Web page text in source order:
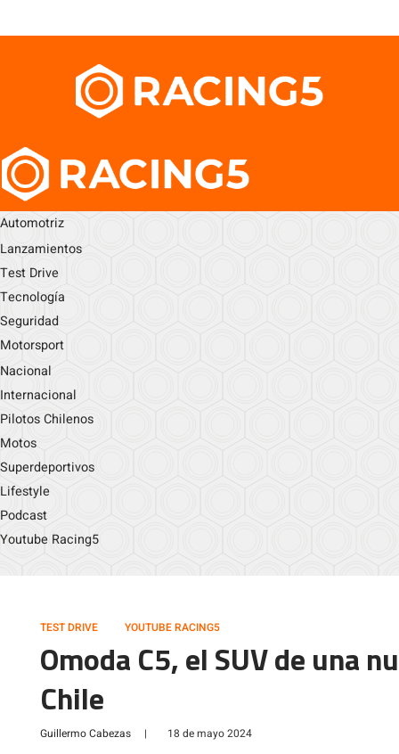
Automotriz
Lanzamientos
Test Drive
Tecnología
Seguridad
Motorsport
Nacional
Internacional
Pilotos Chilenos
Motos
Superdeportivos
Lifestyle
Podcast
Youtube Racing5
TEST DRIVE YOUTUBE RACING5
Omoda C5, el SUV de una
Chile
Guillermo Cabezas | 18 de mayo 2024